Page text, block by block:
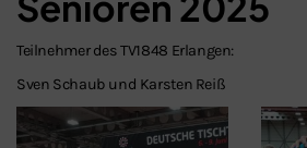
Teilnehmer des TV1848 Erlangen:
Sven Schaub und Karsten Reiß